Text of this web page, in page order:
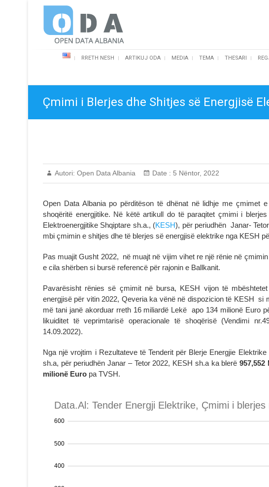
Open Data Albania
RRETH NESH ARTIKUJ ODA MEDIA TEMA THESARI
Çmimi i Blerjes dhe Shitjes së Energjisë
Autori: Open Data Albania Date : 5 Nëntor, 2022
Open Data Albania po përditëson të dhënat në lidhje me çmimet
shoqëritë energjitike. Në këtë artikull do të paraqitet çmimi i
Elektroenergjitike Shqiptare sh.a., (KESH), për periudhën Janar-
mbi çmimin e shitjes dhe të blerjes së energjisë elektrike nga KESH
Pas muajit Gusht 2022, në muajt në vijim vihet re një rënie në
e cila shërben si bursë referencë për rajonin e Ballkanit.
Pavarësisht rënies së çmimit në bursa, KESH vijon të
energjisë për vitin 2022, Qeveria ka vënë në dispozicion të KESH si
më tani janë akorduar rreth 16 miliardë Lekë apo 134 milionë Euro
likuiditet të veprimtarisë operacionale të shoqërisë (Vendimi
14.09.2022).
Nga një vrojtim i Rezultateve të Tenderit për Blerje Energjie
sh.a, për periudhën Janar – Tetor 2022, KESH sh.a ka blerë957,552
milionë Euro pa TVSH.